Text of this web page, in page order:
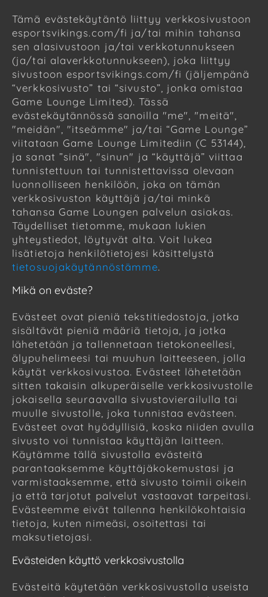
Tämä evästekäytäntö liittyy verkkosivustoon
esportsvikings.com/fi ja/tai mihin tahansa
sen alasivustoon ja/tai verkkotunnukseen
(ja/tai alaverkkotunnukseen), joka liittyy
sivustoon esportsvikings.com/fi (jäljempänä
“verkkosivusto” tai “sivusto”, jonka omistaa
Game Lounge Limited). Tässä
evästekäytännössä sanoilla "me", "meitä",
"meidän", "itseämme" ja/tai “Game Lounge”
viitataan Game Lounge Limitediin (C 53144),
ja sanat ”sinä", "sinun" ja “käyttäjä” viittaa
tunnistettuun tai tunnistettavissa olevaan
luonnolliseen henkilöön, joka on tämän
verkkosivuston käyttäjä ja/tai minkä
tahansa Game Loungen palvelun asiakas.
Täydelliset tietomme, mukaan lukien
yhteystiedot, löytyvät alta. Voit lukea
lisätietoja henkilötietojesi käsittelystä
tietosuojakäytännöstämme.
Mikä on eväste?
Evästeet ovat pieniä tekstitiedostoja, jotka
sisältävät pieniä määriä tietoja, ja jotka
lähetetään ja tallennetaan tietokoneellesi,
älypuhelimeesi tai muuhun laitteeseen, jolla
käytät verkkosivustoa. Evästeet lähetetään
sitten takaisin alkuperäiselle verkkosivustolle
jokaisella seuraavalla sivustovierailulla tai
muulle sivustolle, joka tunnistaa evästeen.
Evästeet ovat hyödyllisiä, koska niiden avulla
sivusto voi tunnistaa käyttäjän laitteen.
Käytämme tällä sivustolla evästeitä
parantaaksemme käyttäjäkokemustasi ja
varmistaaksemme, että sivusto toimii oikein
ja että tarjotut palvelut vastaavat tarpeitasi.
Evästeemme eivät tallenna henkilökohtaisia
tietoja, kuten nimeäsi, osoitettasi tai
maksutietojasi.
Evästeiden käyttö verkkosivustolla
Evästeitä käytetään verkkosivustolla useista